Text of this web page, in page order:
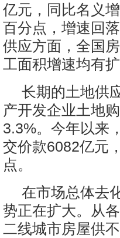
亿元，同比名义
百分点，增速回
供应方面，全国
工面积增速均有
长期的土地供
产开发企业土地
3.3%。今年以来
交价款6082亿元
点。
在市场总体去
势正在扩大。从
二线城市房屋供